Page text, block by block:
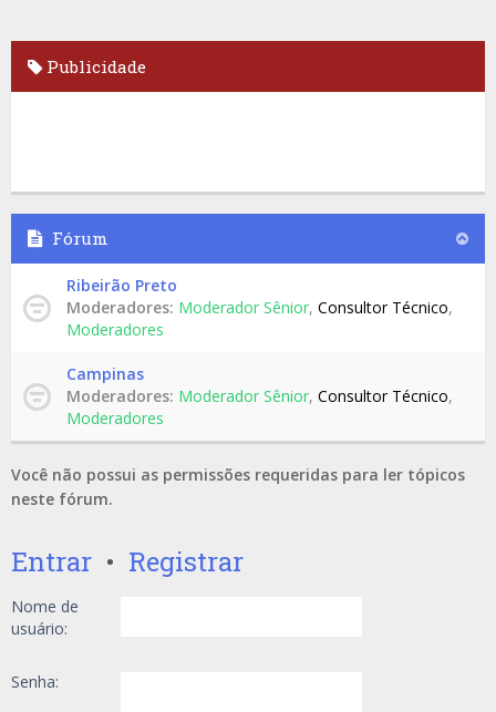
Publicidade
Fórum
Ribeirão Preto
Moderadores: Moderador Sênior, Consultor Técnico,
Moderadores
Campinas
Moderadores: Moderador Sênior, Consultor Técnico,
Moderadores
Você não possui as permissões requeridas para ler tópicos
neste fórum.
Entrar • Registrar
Nome de
usuário:
Senha: